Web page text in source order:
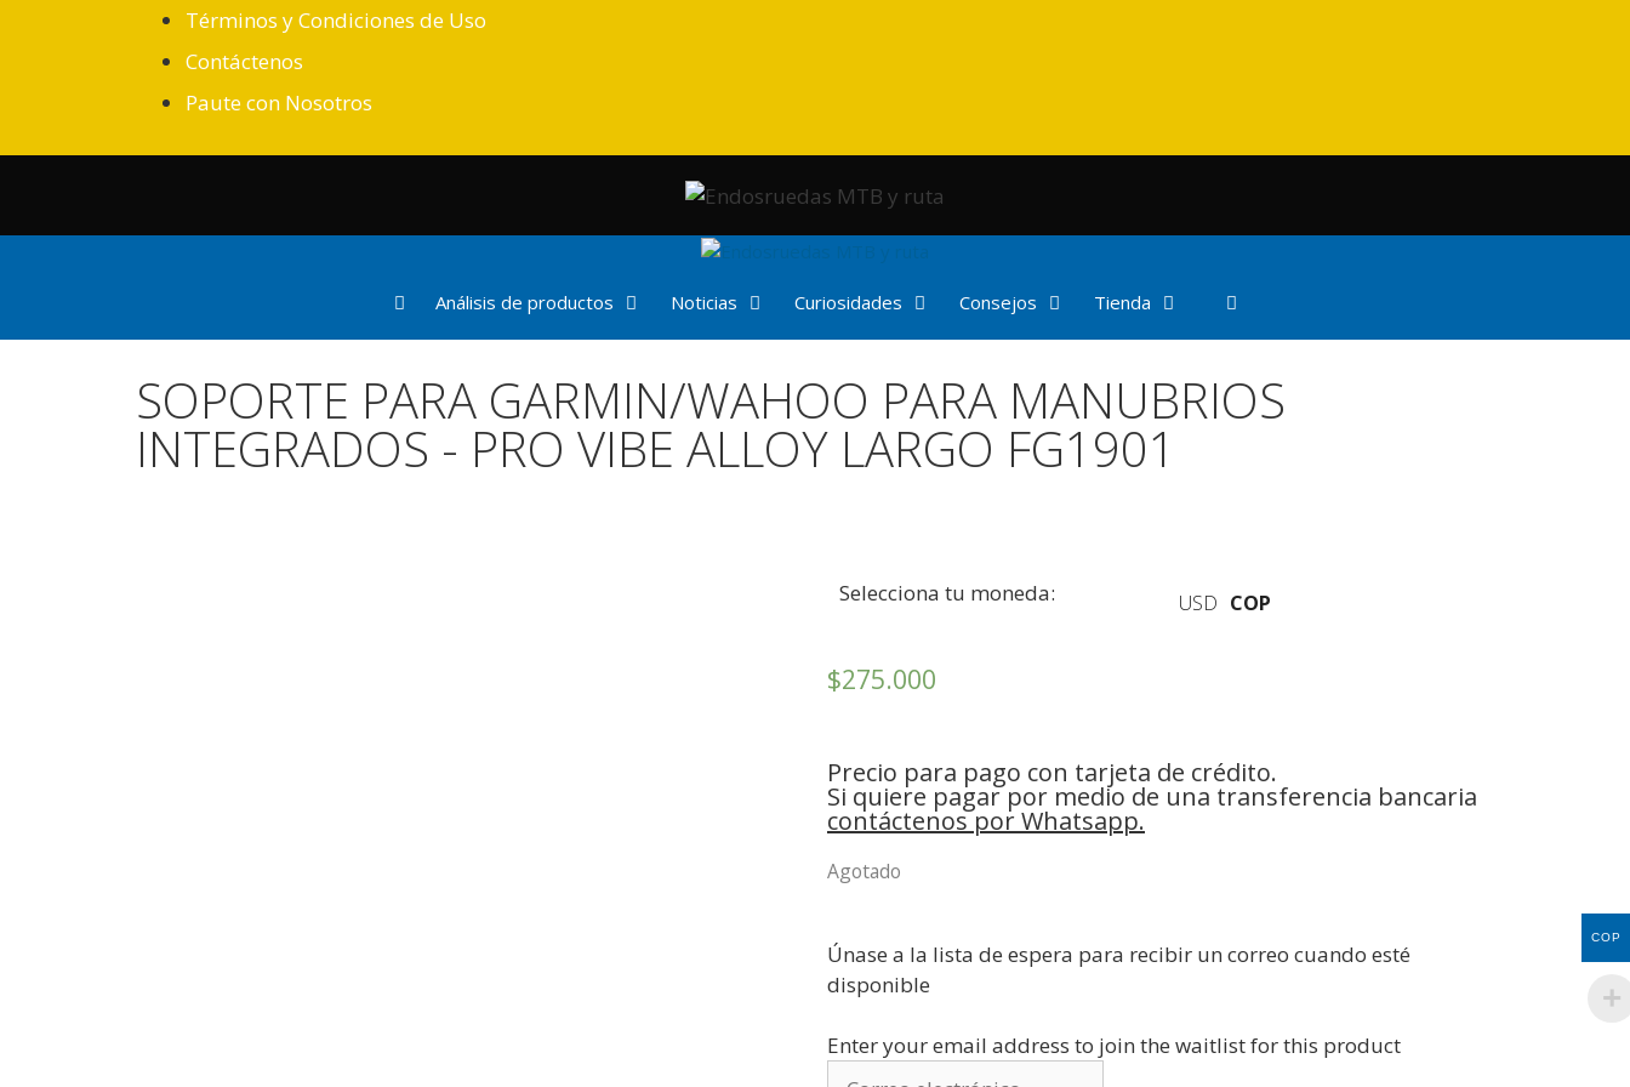
Términos y Condiciones de Uso
Contáctenos
Paute con Nosotros
Análisis de productos Noticias Curiosidades Consejos Tienda
SOPORTE PARA GARMIN/WAHOO PARA MANUBRIOS
INTEGRADOS - PRO VIBE ALLOY LARGO FG1901
Selecciona tu moneda: USD COP
$275.000
Precio para pago con tarjeta de crédito.
Si quiere pagar por medio de una transferencia bancaria
contáctenos por Whatsapp.
Agotado
Únase a la lista de espera para recibir un correo cuando esté
disponible
Enter your email address to join the waitlist for this product
COP